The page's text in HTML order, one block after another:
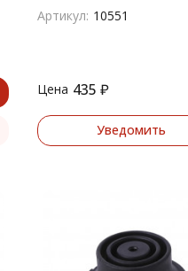
NEFF, Siemens, Gaggenau,
Neff, Hitachi, Whirlpool,
Артикул: 10551
Цена 435 ₽
Уведомить